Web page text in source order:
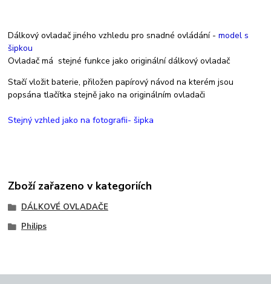
Dálkový ovladač jiného vzhledu pro snadné ovládání - model s
šipkou
Ovladač má stejné funkce jako originální dálkový ovladač
Stačí vložit baterie, přiložen papírový návod na kterém jsou
popsána tlačítka stejně jako na originálním ovladači
Stejný vzhled jako na fotografii- šipka
Zboží zařazeno v kategoriích
DÁLKOVÉ OVLADAČE
Philips